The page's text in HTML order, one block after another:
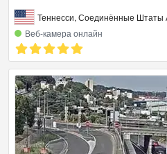
Теннесси, Соединённые
Веб‑камера онлайн